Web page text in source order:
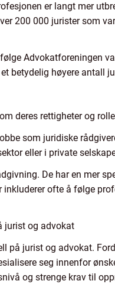
er langt mer
200 000 jurister som
Advokatforeningen
betydelig høyere antall
deres rettigheter og
som juridiske
eller i private
De har en mer
ofte å følge
jurist og advokat
på jurist og advokat.
seg innenfor
og strenge krav til